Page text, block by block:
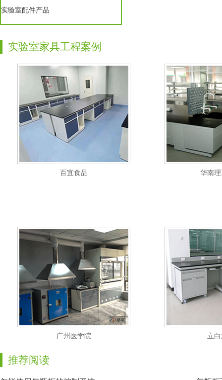
实验室配件产品
实验室家具工程案例
百宜食品 华南
广州医学院 立
推荐阅读